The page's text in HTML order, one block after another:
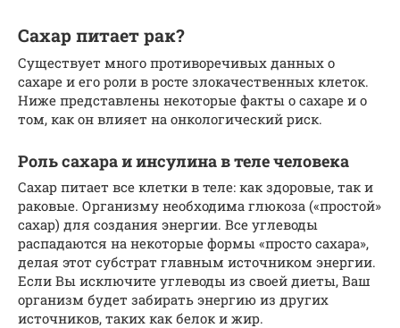
Сахар питает рак?
Существует много противоречивых данных о
сахаре и его роли в росте злокачественных клеток.
Ниже представлены некоторые факты о сахаре и о
том, как он влияет на онкологический риск.
Роль сахара и инсулина в теле человека
Сахар питает все клетки в теле: как здоровые, так и
раковые. Организму необходима глюкоза («простой»
сахар) для создания энергии. Все углеводы
распадаются на некоторые формы «просто сахара»,
делая этот субстрат главным источником энергии.
Если Вы исключите углеводы из своей диеты, Ваш
организм будет забирать энергию из других
источников, таких как белок и жир.